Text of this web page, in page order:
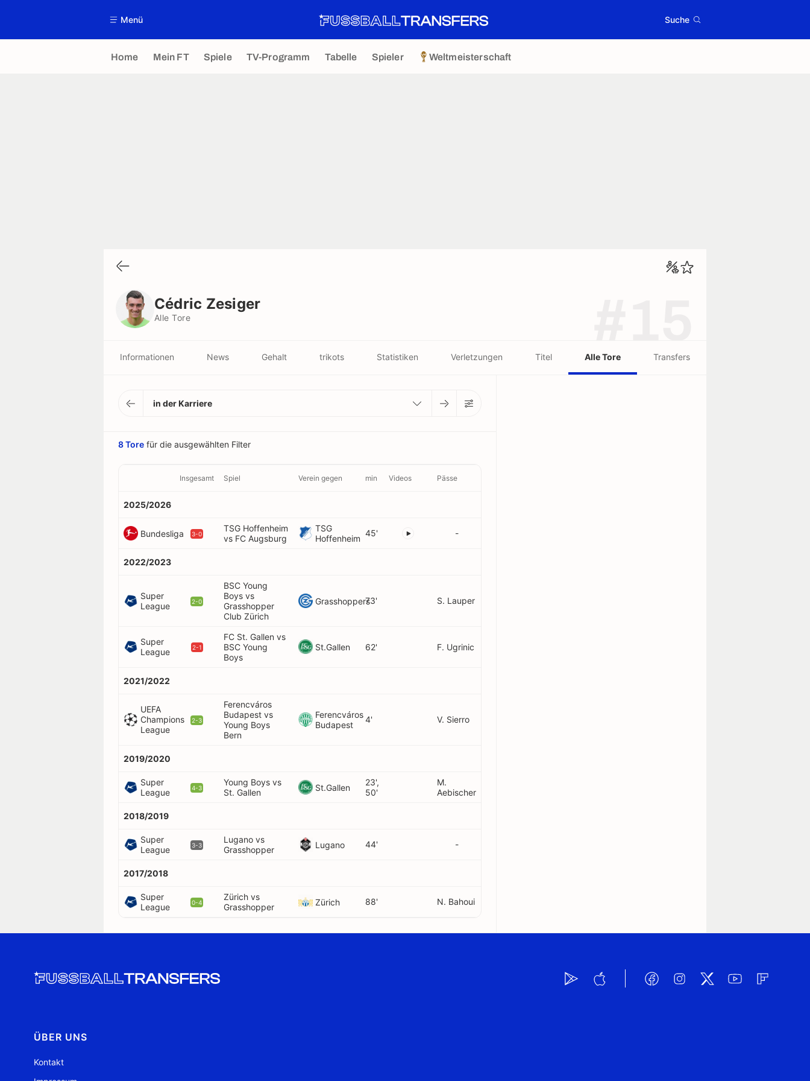
Menü Suche
Home Mein FT Spiele TV-Programm Tabelle Spieler Weltmeisterschaft
Cédric Zesiger
Alle Tore
Informationen News Gehalt trikots Statistiken Verletzungen Titel Alle Tore Transfers
in der Karriere
8 Tore für die ausgewählten Filter
Insgesamt Spiel Verein gegen min Videos Pässe
2025/2026
Bundesliga 3-0
TSG Hoffenheim
vs FC Augsburg
TSG
Hoffenheim
45' -
2022/2023
Super
League
2-0
BSC Young
Boys vs
Grasshopper
Club Zürich
Grasshoppers73' S. Lauper
Super
League
2-1
FC St. Gallen vs
BSC Young
Boys
St.Gallen 62' F. Ugrinic
2021/2022
UEFA
Champions
League
2-3
Ferencváros
Budapest vs
Young Boys
Bern
Ferencváros
Budapest
4' V. Sierro
2019/2020
Super
League
4-3
Young Boys vs
St. Gallen
St.Gallen
23',
50'
M.
Aebischer
2018/2019
Super
League
3-3
Lugano vs
Grasshopper
Lugano 44' -
2017/2018
Super
League
0-4
Zürich vs
Grasshopper
Zürich 88' N. Bahoui
ÜBER UNS
Kontakt